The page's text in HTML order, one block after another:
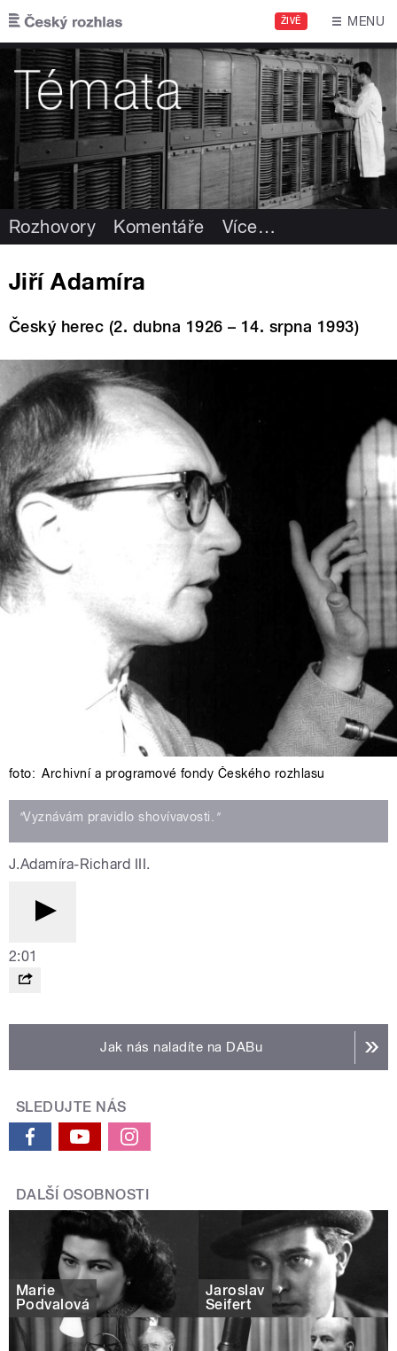
Přejít k hlavnímu obsahu
ŽIVĚ MENU
Rozhovory Komentáře Více…
Jiří Adamíra
Český herec (2. dubna 1926 – 14. srpna 1993)
foto: Archivní a programové fondy Českého rozhlasu
"Vyznávám pravidlo shovívavosti. "
J.Adamíra-Richard III.
2:01
Jak nás naladíte na DABu
SLEDUJTE NÁS
DALŠÍ OSOBNOSTI
Marie
Podvalová
Jaroslav
Seifert